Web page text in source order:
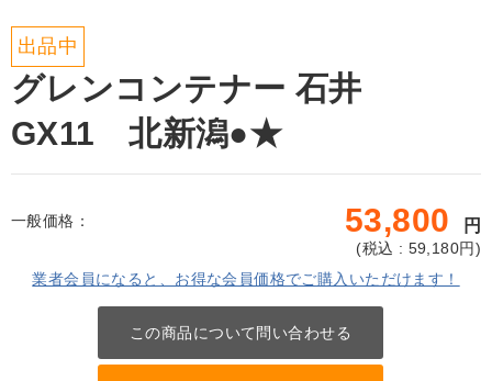
出品中
グレンコンテナー 石井
GX11 北新潟●★
一般価格： 53,800 円
(税込 : 59,180円)
業者会員になると、お得な会員価格でご購入いただけます！
この商品について問い合わせる